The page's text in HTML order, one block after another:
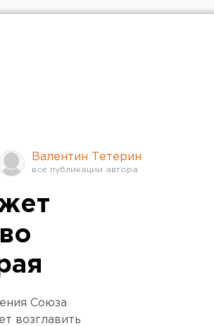
Валентин Тетерин
Союза
возглавить